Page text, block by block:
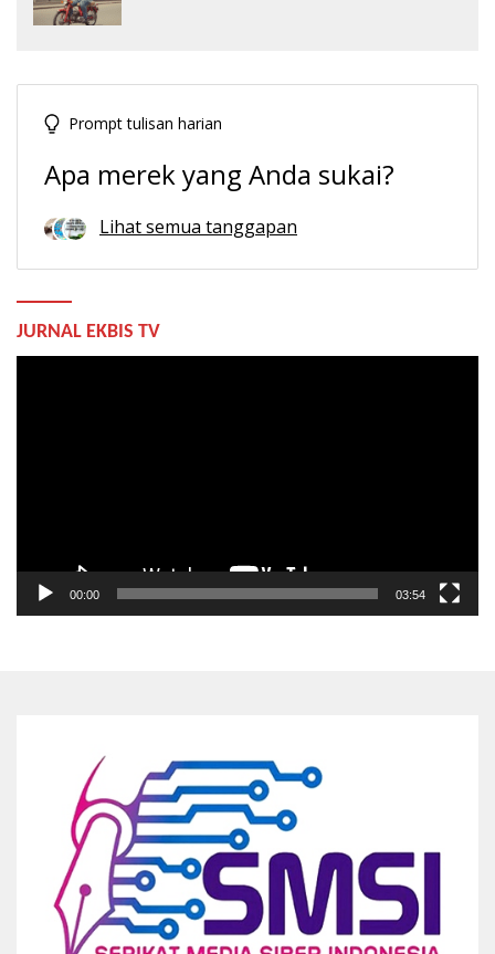
Prompt tulisan harian
Apa merek yang Anda sukai?
Lihat semua tanggapan
JURNAL EKBIS TV
00:00 03:54